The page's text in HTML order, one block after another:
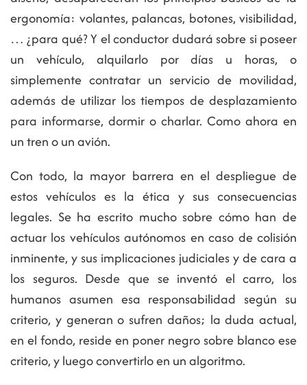
ergonomía: volantes, palancas, botones, visibilidad,
… ¿para qué? Y el conductor dudará sobre si poseer
un vehículo, alquilarlo por días u horas, o
simplemente contratar un servicio de movilidad,
además de utilizar los tiempos de desplazamiento
para informarse, dormir o charlar. Como ahora en
un tren o un avión.
Con todo, la mayor barrera en el despliegue de
estos vehículos es la ética y sus consecuencias
legales. Se ha escrito mucho sobre cómo han de
actuar los vehículos autónomos en caso de colisión
inminente, y sus implicaciones judiciales y de cara a
los seguros. Desde que se inventó el carro, los
humanos asumen esa responsabilidad según su
criterio, y generan o sufren daños; la duda actual,
en el fondo, reside en poner negro sobre blanco ese
criterio, y luego convertirlo en un algoritmo.